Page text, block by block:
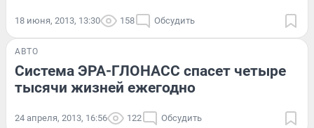
18 июня, 2013, 13:30 158 Обсудить
АВТО
Система ЭРА-ГЛОНАСС спасет четыре
тысячи жизней ежегодно
24 апреля, 2013, 16:56 122 Обсудить